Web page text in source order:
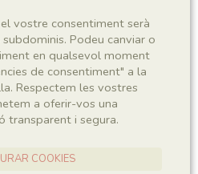
Macrosemiidae
vostre consentiment serà
Podeu canviar o
en qualsevol moment
de consentiment" a la
Respectem les vostres
a oferir-vos una
transparent i segura.
COOKIES